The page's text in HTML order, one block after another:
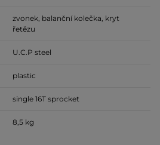
zvonek, balanční kolečka, kryt
řetězu
U.C.P steel
plastic
single 16T sprocket
8,5 kg